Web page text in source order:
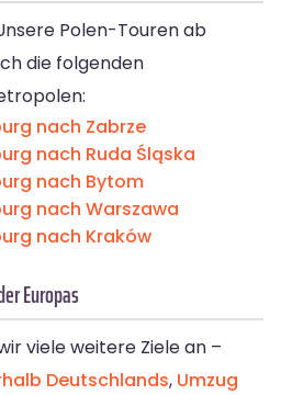
Polen-Touren ab
die folgenden
nach Zabrze
nach Ruda Śląska
nach Bytom
nach Warszawa
nach Kraków
Europas
viele weitere Ziele an –
Deutschlands, Umzug